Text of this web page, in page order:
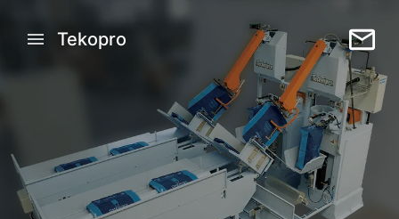
Tekopro